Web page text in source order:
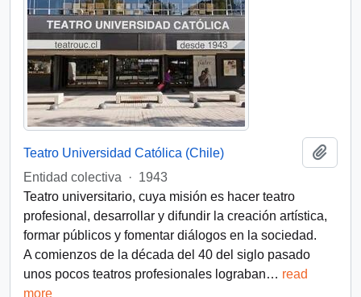
Teatro Universidad Católica (Chile)
Entidad colectiva
· 1943
Teatro universitario, cuya misión es hacer teatro
profesional, desarrollar y difundir la creación artística,
formar públicos y fomentar diálogos en la sociedad.
A comienzos de la década del 40 del siglo pasado
unos pocos teatros profesionales lograban… read
more